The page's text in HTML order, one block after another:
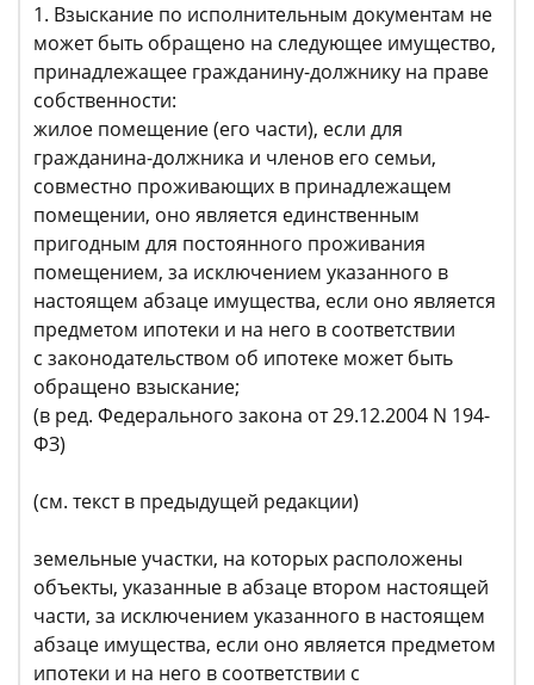
1. Взыскание по исполнительным документам не
может быть обращено на следующее имущество,
принадлежащее гражданину-должнику на праве
собственности:
жилое помещение (его части), если для
гражданина-должника и членов его семьи,
совместно проживающих в принадлежащем
помещении, оно является единственным
пригодным для постоянного проживания
помещением, за исключением указанного в
настоящем абзаце имущества, если оно является
предметом ипотеки и на него в соответствии
с законодательством об ипотеке может быть
обращено взыскание;
(в ред. Федерального закона от 29.12.2004 N 194-
ФЗ)
(см. текст в предыдущей редакции)
земельные участки, на которых расположены
объекты, указанные в абзаце втором настоящей
части, за исключением указанного в настоящем
абзаце имущества, если оно является предметом
ипотеки и на него в соответствии с